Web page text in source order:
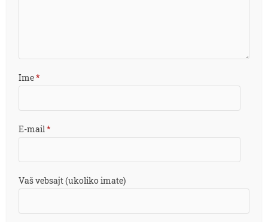
Ime*
E-mail*
Vaš vebsajt (ukoliko imate)